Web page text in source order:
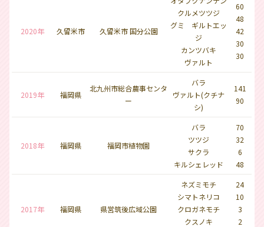
2020年 久留米市 久留米市 国分公園
クルメツツジ
グミ ギルトエッ
ジ
カンツバキ
ヴァルト
60
48
42
30
30
2019年 福岡県
北九州市総合農事センタ
ー
バラ
ヴァルト(クチナ
シ)
141
90
2018年 福岡県 福岡市植物園
バラ
ツツジ
サクラ
キルシェレッド
70
32
6
48
2017年 福岡県 県営筑後広域公園
ネズミモチ
シマトネリコ
クロガネモチ
クスノキ
24
10
3
2